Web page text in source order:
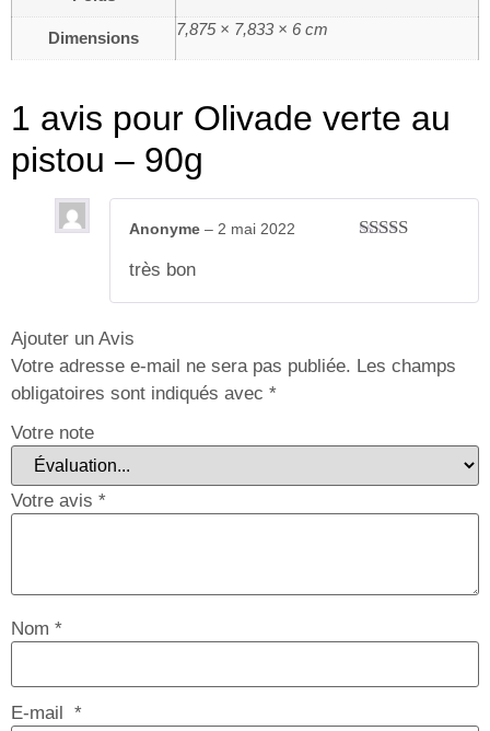
Dimensions 7,875 × 7,833 × 6 cm
1 avis pour Olivade verte au
pistou – 90g
Anonyme – 2 mai 2022
très bon
Ajouter un Avis
Votre adresse e-mail ne sera pas publiée. Les champs
obligatoires sont indiqués avec *
Votre note
Votre avis *
Nom *
E-mail *